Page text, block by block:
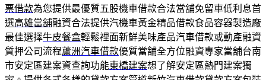
票借款為您提供最優質五股機車借款合法當舖免留車低利息首
選高雄當舖融資合法提供汽機車黃金精品借款食品容器製造廠
最佳選擇牛皮餐盒輕鬆裡面新鮮美味產品汽車借款或動產融資
質押公司流程蘆洲汽車借款優質當舗全方位融資專家當舖台南
市安定區建案資查詢功能東橋建案想了解安定區熱門建案獨